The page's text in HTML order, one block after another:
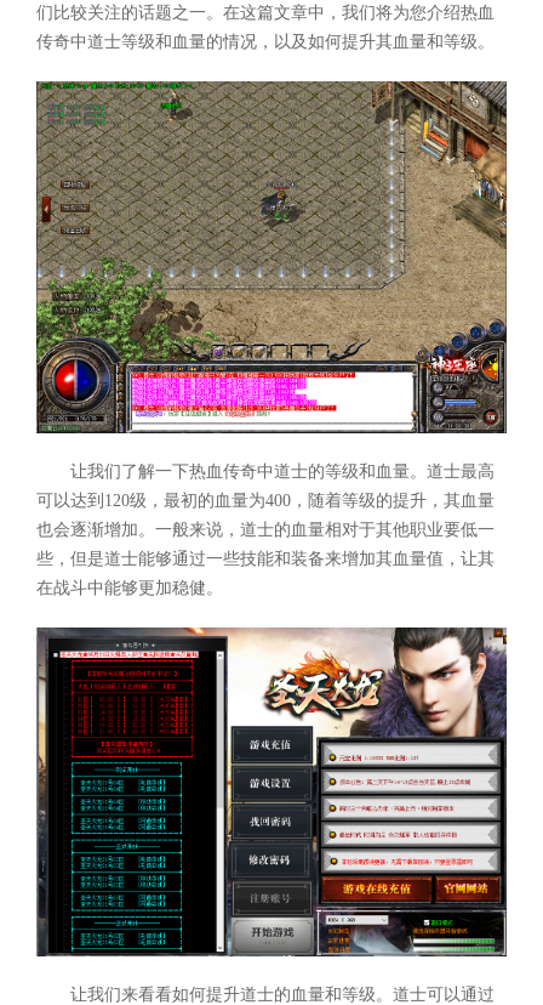
们比较关注的话题之一。在这篇文章中，我们将为您介绍热血
传奇中道士等级和血量的情况，以及如何提升其血量和等级。
让我们了解一下热血传奇中道士的等级和血量。道士最高
可以达到120级，最初的血量为400，随着等级的提升，其血量
也会逐渐增加。一般来说，道士的血量相对于其他职业要低一
些，但是道士能够通过一些技能和装备来增加其血量值，让其
在战斗中能够更加稳健。
让我们来看看如何提升道士的血量和等级。道士可以通过